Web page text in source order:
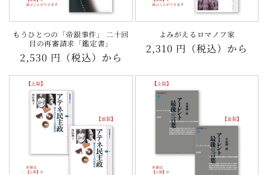
もうひとつの「帝銀事件」 二十回
目の再審請求「鑑定書」
通
常
価
2,530 円（税込）から
よみがえるロマノフ家
通
価
格
2,310 円（税込）から